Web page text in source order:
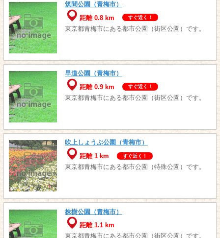
筑間公園（青梅市）
距離 0.8 km
すぐ近く！
東京都青梅市にある都市公園（街区公園）です。
早道公園（青梅市）
距離 0.9 km
すぐ近く！
東京都青梅市にある都市公園（街区公園）です。
吹上しょうぶ公園（青梅市）
距離 1 km
すぐ近く！
東京都青梅市にある都市公園（特殊公園）です。
株樹公園（青梅市）
距離 1.1 km
東京都青梅市にある都市公園（街区公園）です。